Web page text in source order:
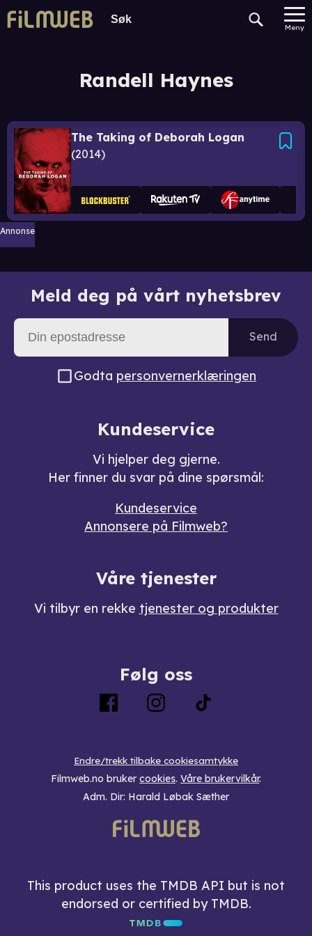
Meny
Randell Haynes
The Taking of Deborah Logan
2014
Annonse
Meld deg på vårt nyhetsbrev
Send
Godta personvernerklæringen
Kundeservice
Vi hjelper deg gjerne.
Her finner du svar på dine spørsmål:
Kundeservice
Annonsere på Filmweb?
Våre tjenester
Vi tilbyr en rekke tjenester og produkter
Følg oss
Endre/trekk tilbake cookiesamtykke
Filmweb.no bruker cookies. Våre brukervilkår.
Adm. Dir: Harald Løbak Sæther
This product uses the TMDB API but is not
endorsed or certified by TMDB.